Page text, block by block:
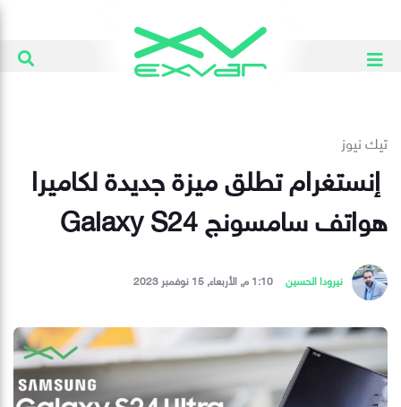
تيك نيوز
إنستغرام تطلق ميزة جديدة لكاميرا
هواتف سامسونج Galaxy S24
نيرودا الحسين 1:10 م, الأربعاء, 15 نوفمبر 2023